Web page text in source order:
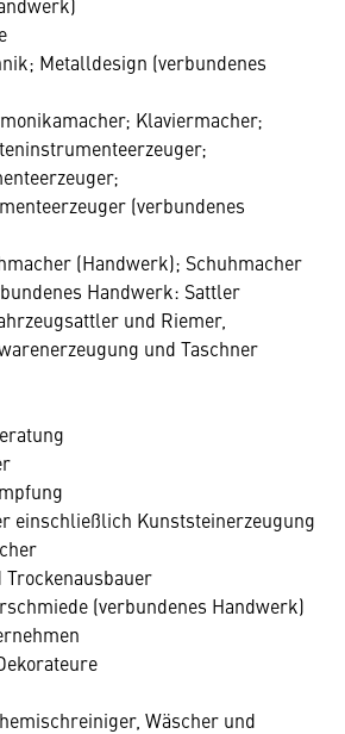
Metalldesign (verbundenes
Klaviermacher;
(verbundenes
(Handwerk); Schuhmacher
Handwerk: Sattler
und Riemer,
und Taschner
einschließlich Kunststeinerzeugung
(verbundenes Handwerk)
Wäscher und